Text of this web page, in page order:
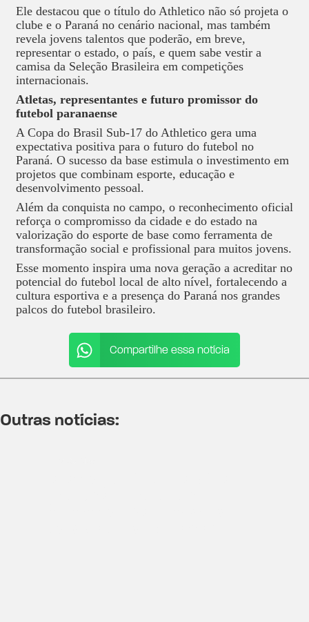
Ele destacou que o título do Athletico não só projeta o
clube e o Paraná no cenário nacional, mas também
revela jovens talentos que poderão, em breve,
representar o estado, o país, e quem sabe vestir a
camisa da Seleção Brasileira em competições
internacionais.
Atletas, representantes e futuro promissor do
futebol paranaense
A Copa do Brasil Sub-17 do Athletico gera uma
expectativa positiva para o futuro do futebol no
Paraná. O sucesso da base estimula o investimento em
projetos que combinam esporte, educação e
desenvolvimento pessoal.
Além da conquista no campo, o reconhecimento oficial
reforça o compromisso da cidade e do estado na
valorização do esporte de base como ferramenta de
transformação social e profissional para muitos jovens.
Esse momento inspira uma nova geração a acreditar no
potencial do futebol local de alto nível, fortalecendo a
cultura esportiva e a presença do Paraná nos grandes
palcos do futebol brasileiro.
Compartilhe essa notícia
Outras notícias: